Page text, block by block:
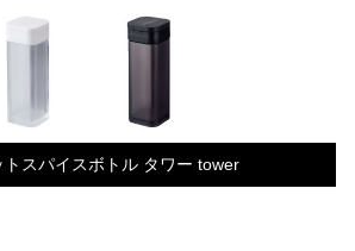
トスパイスボトル タワー tower